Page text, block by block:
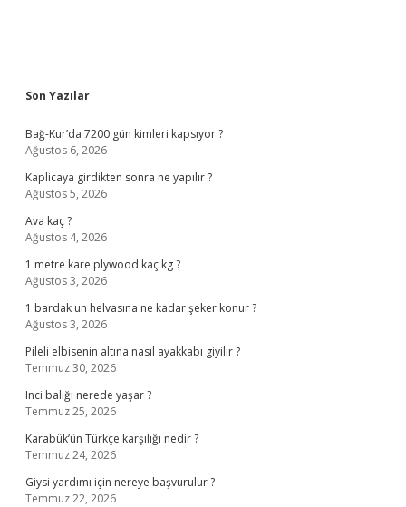
Sidebar
Son Yazılar
Bağ-Kur’da 7200 gün kimleri kapsıyor ?
Ağustos 6, 2026
Kaplicaya girdikten sonra ne yapılır ?
Ağustos 5, 2026
Ava kaç ?
Ağustos 4, 2026
1 metre kare plywood kaç kg ?
Ağustos 3, 2026
1 bardak un helvasına ne kadar şeker konur ?
Ağustos 3, 2026
Pileli elbisenin altına nasıl ayakkabı giyilir ?
Temmuz 30, 2026
Inci balığı nerede yaşar ?
Temmuz 25, 2026
Karabük’ün Türkçe karşılığı nedir ?
Temmuz 24, 2026
Giysi yardımı için nereye başvurulur ?
Temmuz 22, 2026